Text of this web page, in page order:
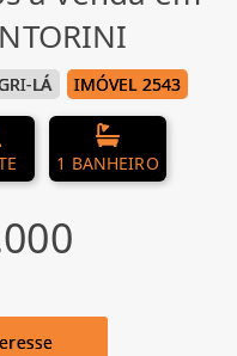
LÁ IMÓVEL 2543
1 BANHEIRO